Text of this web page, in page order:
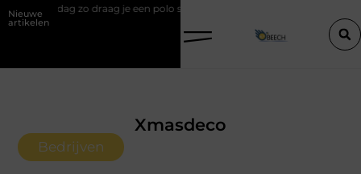
Nieuwe
artikelen
je een polo stijlvol Een vastgoedcoach als start van een
Xmasdeco
Bedrijven